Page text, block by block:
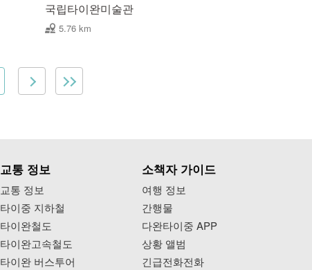
국립타이완미술관
5.76 km
교통 정보
교통 정보
타이중 지하철
타이완철도
타이완고속철도
타이완 버스투어
소책자 가이드
여행 정보
간행물
다완타이중 APP
상황 앨범
긴급전화전화